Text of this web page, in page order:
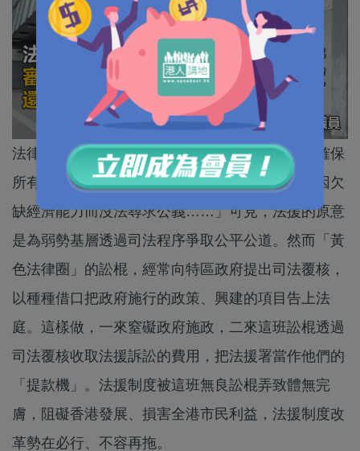
法律援助署在網頁作自我介紹：「我們的使命是確保
所有有合理理據提出法律訴訟或抗辯的人，不會因欠
缺經濟能力而沒法尋求公義……」可見，法援的原意
是為弱勢基層透過司法程序爭取公平公道。然而「黃
色法律圈」的訟棍，經常向特區政府提出司法覆核，
以種種借口把政府施行的政策、興建的項目告上法
庭。這樣做，一來窒礙政府施政，二來這班訟棍透過
司法覆核收取法援訴訟的費用，把法援署當作他們的
「提款機」。法援制度被這班無良訟棍弄致體無完
膚，阻礙香港發展、損害全港市民利益，法援制度改
革勢在必行、不容再拖。